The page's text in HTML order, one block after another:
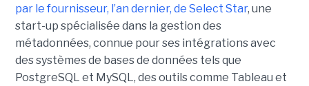
par le fournisseur, l’an dernier, de Select Star, une
start-up spécialisée dans la gestion des
métadonnées, connue pour ses intégrations avec
des systèmes de bases de données tels que
PostgreSQL et MySQL, des outils comme Tableau et